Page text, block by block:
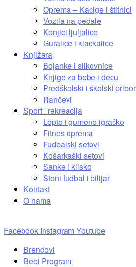
Oprema – Kacige i štitnici
Vozila na pedale
Konjici ljuljalice
Guralice i klackalice
Knjižara
Bojanke i slikovnice
Knjige za bebe i decu
Predškolski i školski pribor
Rančevi
Sport i rekreacija
Lopte i gumene igračke
Fitnes oprema
Fudbalski setovi
Košarkaški setovi
Sanke i klisko
Stoni fudbal i bilijar
Kontakt
O nama
Facebook InstagramYoutube
Brendovi
Bebi Program